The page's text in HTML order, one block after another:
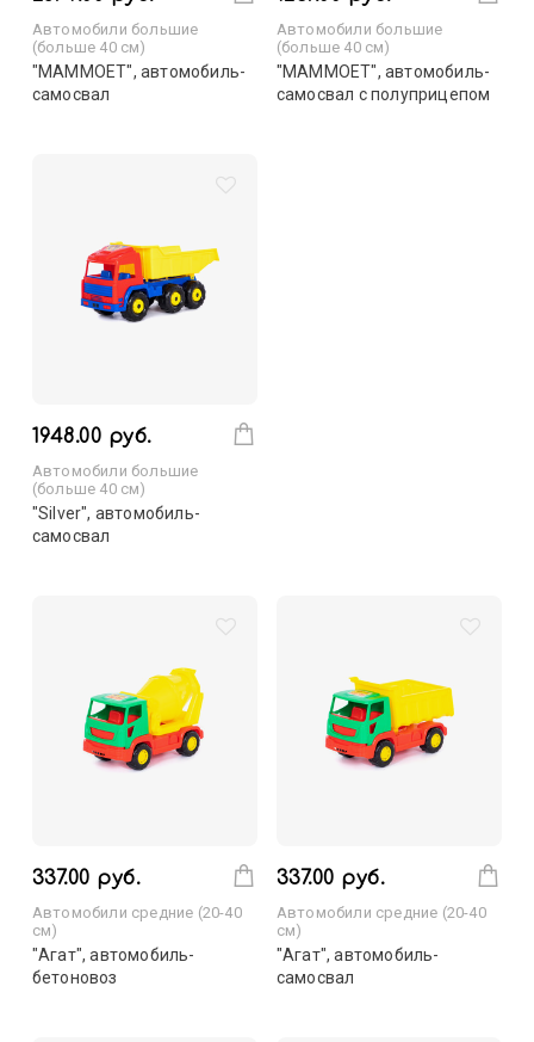
Автомобили большие
(больше 40 см)
"MAMMOET", автомобиль-
самосвал
Автомобили большие
(больше 40 см)
"MAMMOET", автомобиль-
самосвал с полуприцепом
1948.00 руб.
Автомобили большие
(больше 40 см)
"Silver", автомобиль-
самосвал
337.00 руб.
Автомобили средние (20-40
см)
"Агат", автомобиль-
бетоновоз
337.00 руб.
Автомобили средние (20-40
см)
"Агат", автомобиль-
самосвал